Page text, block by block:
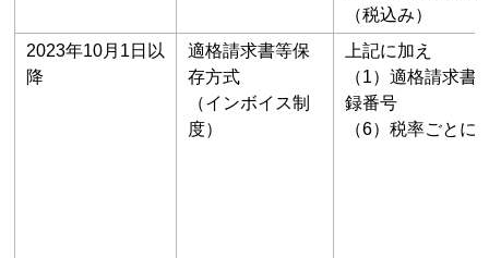
（税込み）
2023年10月1日以
降
適格請求書等保
存方式
（インボイス制
度）
上記に加え
（1）適格請求書
録番号
（6）税率ごとに